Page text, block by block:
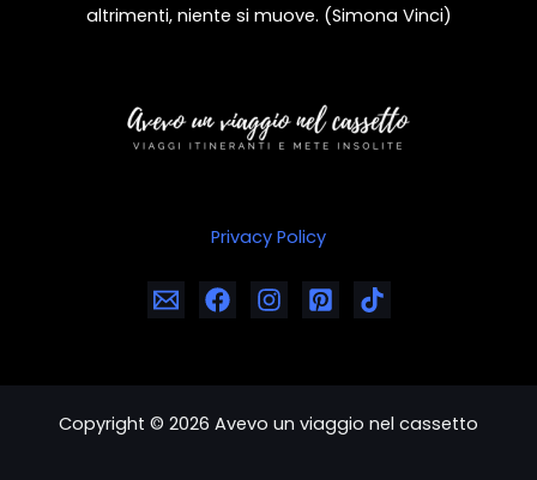
altrimenti, niente si muove. (Simona Vinci)
Privacy Policy
Copyright © 2026 Avevo un viaggio nel cassetto